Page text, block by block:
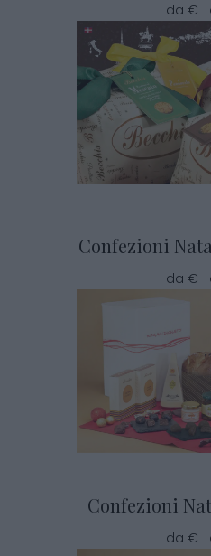
da €
Confezioni
da €
Confezioni
da €